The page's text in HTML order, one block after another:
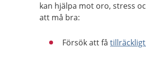
kan hjälpa mot oro, stress
att må bra:
Försök att få